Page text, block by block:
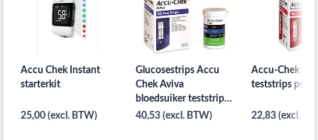
Accu Chek Instant
starterkit
25,00 (excl. BTW)
Glucosestrips Accu
Chek Aviva
bloedsuiker teststrips
per 50st.
40,53 (excl. BTW)
Accu-Chek
teststrips per
22,83 (excl.